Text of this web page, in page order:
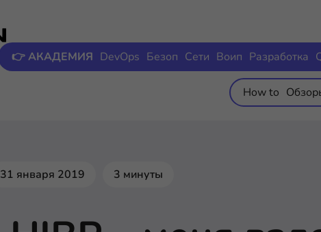
👉 АКАДЕМИЯ DevOps Безоп Сети Воип Разработка
How to
31 января 2019 3 минуты